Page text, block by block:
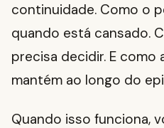
continuidade. Como o
quando está cansado.
precisa decidir. E como
mantém ao longo do
Quando isso funciona,